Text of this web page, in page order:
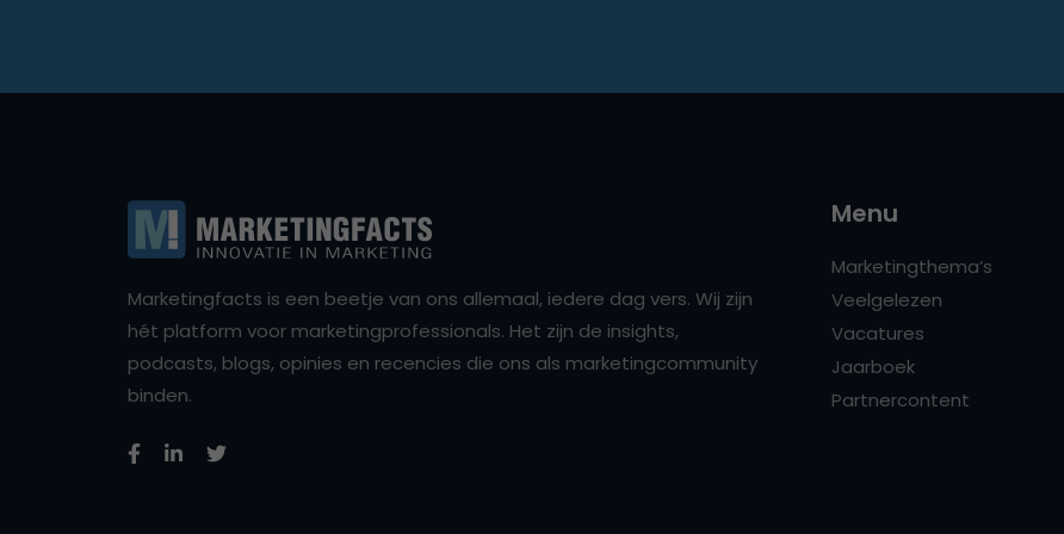
Marketingfacts is een beetje van ons allemaal, iedere dag vers. Wij zijn
hét platform voor marketingprofessionals. Het zijn de insights,
podcasts, blogs, opinies en recencies die ons als marketingcommunity
binden.
Menu
Marketingthema’s
Veelgelezen
Vacatures
Jaarboek
Partnercontent